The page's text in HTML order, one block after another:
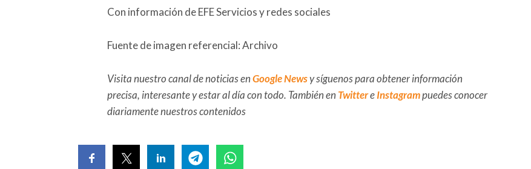
Con información de EFE Servicios y redes sociales
Fuente de imagen referencial: Archivo
Visita nuestro canal de noticias enGoogle Newsy síguenos para obtener información
precisa, interesante y estar al día con todo. También en TwittereInstagrampuedes conocer
diariamente nuestros contenidos